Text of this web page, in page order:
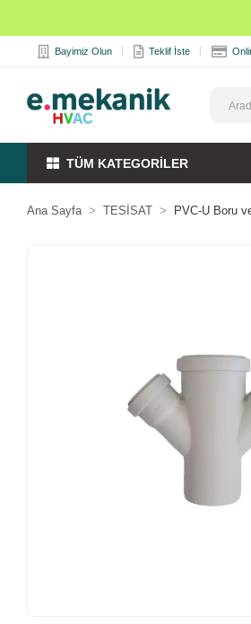
Bayimiz Olun Teklif İste
TÜM KATEGORİLER
Ana Sayfa TESİSAT PVC-U Boru